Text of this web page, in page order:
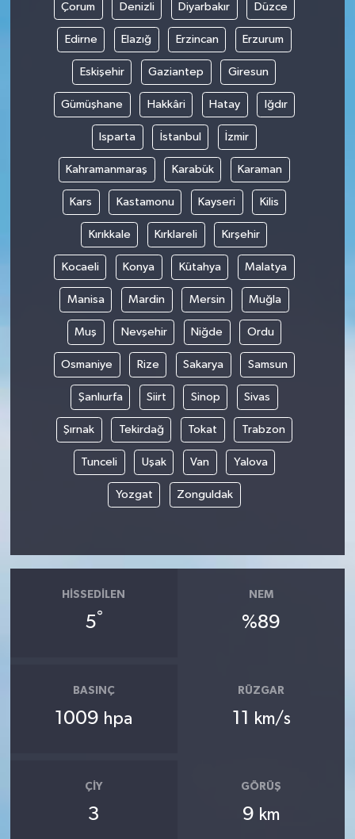
Çorum Denizli Diyarbakır Düzce
Edirne Elazığ Erzincan Erzurum
Eskişehir Gaziantep Giresun
Gümüşhane Hakkâri Hatay Iğdır
Isparta İstanbul İzmir
Kahramanmaraş Karabük Karaman
Kars Kastamonu Kayseri Kilis
Kırıkkale Kırklareli Kırşehir
Kocaeli Konya Kütahya Malatya
Manisa Mardin Mersin Muğla
Muş Nevşehir Niğde Ordu
Osmaniye Rize Sakarya Samsun
Şanlıurfa Siirt Sinop Sivas
Şırnak Tekirdağ Tokat Trabzon
Tunceli Uşak Van Yalova
Yozgat Zonguldak
HISSEDILEN
5°
NEM
%89
BASINÇ
1009 hpa
RÜZGAR
11 km/s
ÇIY
3
GÖRÜŞ
9 km